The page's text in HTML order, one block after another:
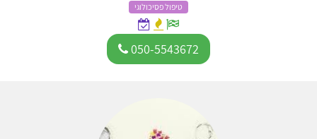
טיפול פסיכולוגי
050-5543672